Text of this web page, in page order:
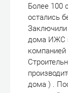
Более 100
остались
Заключили
дома ИЖС
дома ) .